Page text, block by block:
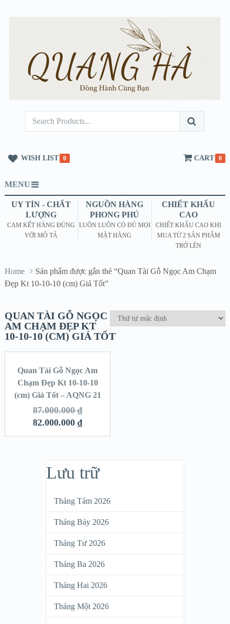
WISH LIST 0 CART 0
MENU
UY TÍN - CHẤT
LƯỢNG
CAM KẾT HÀNG ĐÚNG
VỚI MÔ TẢ
NGUỒN HÀNG
PHONG PHÚ
LUÔN LUÔN CÓ ĐỦ MỌI
MẶT HÀNG
CHIẾT KHẤU
CAO
CHIẾT KHẤU CAO KHI
MUA TỪ 2 SẢN PHẨM
TRỞ LÊN
Home
Sản phẩm được gắn thẻ “Quan Tài Gỗ Ngọc Am Chạm
Đẹp Kt 10-10-10 (cm) Giá Tốt”
QUAN TÀI GỖ NGỌC
AM CHẠM ĐẸP KT
10-10-10 (CM) GIÁ TỐT
SALE!
Quan Tài Gỗ Ngọc Am
Chạm Đẹp Kt 10-10-10
(cm) Giá Tốt – AQNG 21
87.000.000₫
82.000.000₫
Lưu trữ
Tháng Tám 2026
Tháng Bảy 2026
Tháng Tư 2026
Tháng Ba 2026
Tháng Hai 2026
Tháng Một 2026